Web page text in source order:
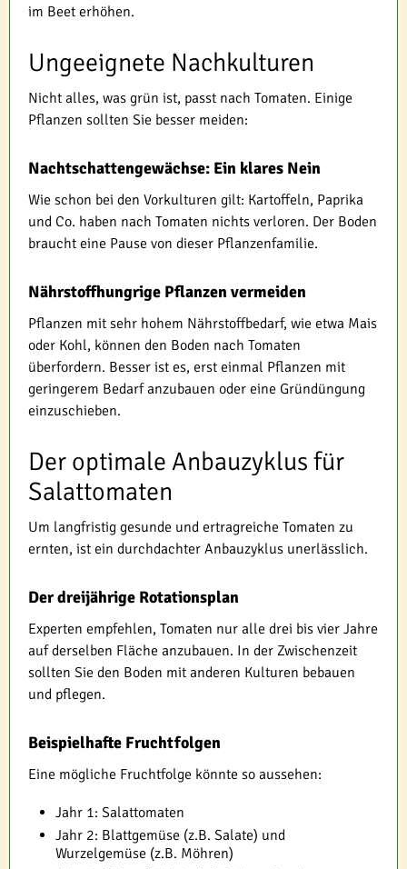
im Beet erhöhen.
Ungeeignete Nachkulturen
Nicht alles, was grün ist, passt nach Tomaten. Einige
Pflanzen sollten Sie besser meiden:
Nachtschattengewächse: Ein klares Nein
Wie schon bei den Vorkulturen gilt: Kartoffeln, Paprika
und Co. haben nach Tomaten nichts verloren. Der Boden
braucht eine Pause von dieser Pflanzenfamilie.
Nährstoffhungrige Pflanzen vermeiden
Pflanzen mit sehr hohem Nährstoffbedarf, wie etwa Mais
oder Kohl, können den Boden nach Tomaten
überfordern. Besser ist es, erst einmal Pflanzen mit
geringerem Bedarf anzubauen oder eine Gründüngung
einzuschieben.
Der optimale Anbauzyklus für
Salattomaten
Um langfristig gesunde und ertragreiche Tomaten zu
ernten, ist ein durchdachter Anbauzyklus unerlässlich.
Der dreijährige Rotationsplan
Experten empfehlen, Tomaten nur alle drei bis vier Jahre
auf derselben Fläche anzubauen. In der Zwischenzeit
sollten Sie den Boden mit anderen Kulturen bebauen
und pflegen.
Beispielhafte Fruchtfolgen
Eine mögliche Fruchtfolge könnte so aussehen:
Jahr 1: Salattomaten
Jahr 2: Blattgemüse (z.B. Salate) und
Wurzelgemüse (z.B. Möhren)